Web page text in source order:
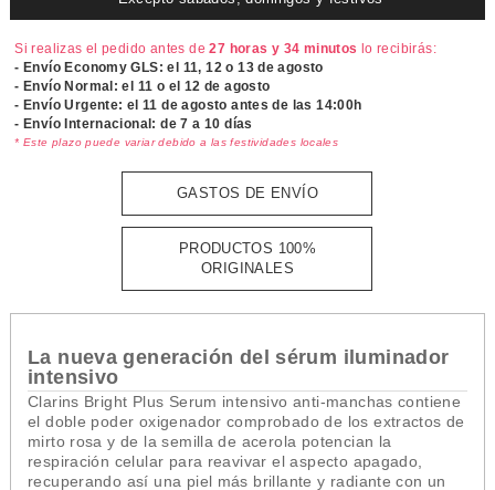
Si realizas el pedido antes de27 horas y 34 minutos lo recibirás:
- Envío Economy GLS: el 11, 12 o 13 de agosto
- Envío Normal: el 11 o el 12 de agosto
- Envío Urgente: el11 de agosto antes de las 14:00h
- Envío Internacional: de 7 a 10 días
* Este plazo puede variar debido a las festividades locales
GASTOS DE ENVÍO
PRODUCTOS 100%
ORIGINALES
La nueva generación del sérum iluminador
intensivo
Clarins Bright Plus Serum intensivo anti-manchas contiene
el doble poder oxigenador comprobado de los extractos de
mirto rosa y de la semilla de acerola potencian la
respiración celular para reavivar el aspecto apagado,
recuperando así una piel más brillante y radiante con un